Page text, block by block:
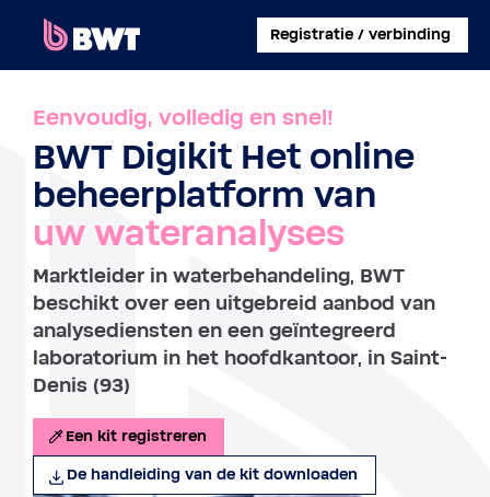
Registratie / verbinding
INLOGGEN
EEN KLANTACCOUNT AANMAKEN
EEN KIT ZONDER ACCOUNT REGISTREREN
OVER BWT
CONTACT
Eenvoudig, volledig en snel!
BWT Digikit Het online
beheerplatform van
uw wateranalyses
Marktleider in waterbehandeling, BWT
beschikt over een uitgebreid aanbod van
analysediensten en een geïntegreerd
laboratorium in het hoofdkantoor, in Saint-
Denis (93)
Een kit registreren
De handleiding van de kit downloaden